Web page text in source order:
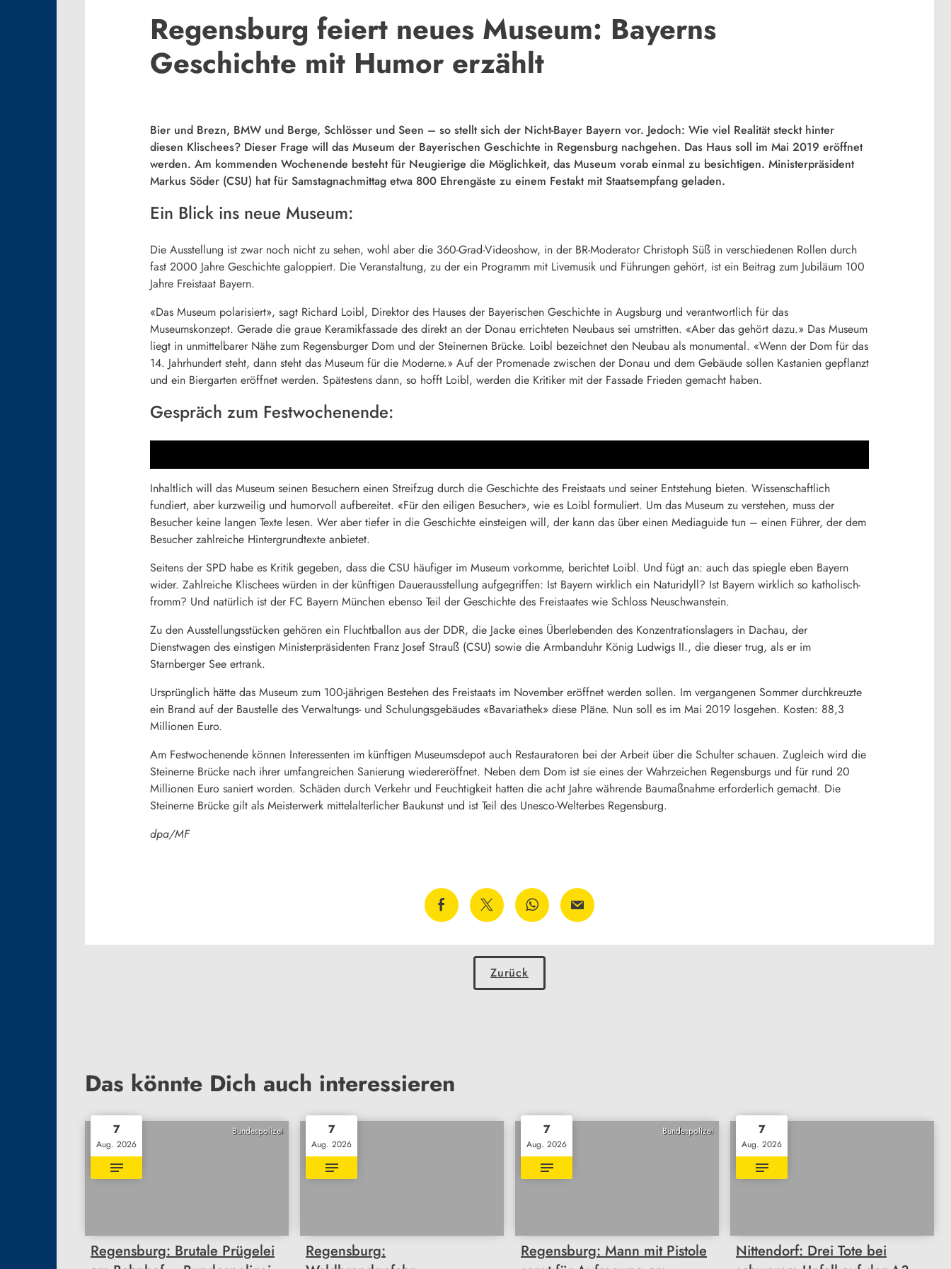
Regensburg feiert neues Museum: Bayerns
Geschichte mit Humor erzählt
Bier und Brezn, BMW und Berge, Schlösser und Seen – so stellt sich der Nicht-Bayer Bayern vor. Jedoch: Wie viel Realität steckt hinter
diesen Klischees? Dieser Frage will das Museum der Bayerischen Geschichte in Regensburg nachgehen. Das Haus soll im Mai 2019 eröffnet
werden. Am kommenden Wochenende besteht für Neugierige die Möglichkeit, das Museum vorab einmal zu besichtigen. Ministerpräsident
Markus Söder (CSU) hat für Samstagnachmittag etwa 800 Ehrengäste zu einem Festakt mit Staatsempfang geladen.
Ein Blick ins neue Museum:
Die Ausstellung ist zwar noch nicht zu sehen, wohl aber die 360-Grad-Videoshow, in der BR-Moderator Christoph Süß in verschiedenen Rollen durch
fast 2000 Jahre Geschichte galoppiert. Die Veranstaltung, zu der ein Programm mit Livemusik und Führungen gehört, ist ein Beitrag zum Jubiläum 100
Jahre Freistaat Bayern.
«Das Museum polarisiert», sagt Richard Loibl, Direktor des Hauses der Bayerischen Geschichte in Augsburg und verantwortlich für das
Museumskonzept. Gerade die graue Keramikfassade des direkt an der Donau errichteten Neubaus sei umstritten. «Aber das gehört dazu.» Das Museum
liegt in unmittelbarer Nähe zum Regensburger Dom und der Steinernen Brücke. Loibl bezeichnet den Neubau als monumental. «Wenn der Dom für das
14. Jahrhundert steht, dann steht das Museum für die Moderne.» Auf der Promenade zwischen der Donau und dem Gebäude sollen Kastanien gepflanzt
und ein Biergarten eröffnet werden. Spätestens dann, so hofft Loibl, werden die Kritiker mit der Fassade Frieden gemacht haben.
Gespräch zum Festwochenende:
Inhaltlich will das Museum seinen Besuchern einen Streifzug durch die Geschichte des Freistaats und seiner Entstehung bieten. Wissenschaftlich
fundiert, aber kurzweilig und humorvoll aufbereitet. «Für den eiligen Besucher», wie es Loibl formuliert. Um das Museum zu verstehen, muss der
Besucher keine langen Texte lesen. Wer aber tiefer in die Geschichte einsteigen will, der kann das über einen Mediaguide tun – einen Führer, der dem
Besucher zahlreiche Hintergrundtexte anbietet.
Seitens der SPD habe es Kritik gegeben, dass die CSU häufiger im Museum vorkomme, berichtet Loibl. Und fügt an: auch das spiegle eben Bayern
wider. Zahlreiche Klischees würden in der künftigen Dauerausstellung aufgegriffen: Ist Bayern wirklich ein Naturidyll? Ist Bayern wirklich so katholisch-
fromm? Und natürlich ist der FC Bayern München ebenso Teil der Geschichte des Freistaates wie Schloss Neuschwanstein.
Zu den Ausstellungsstücken gehören ein Fluchtballon aus der DDR, die Jacke eines Überlebenden des Konzentrationslagers in Dachau, der
Dienstwagen des einstigen Ministerpräsidenten Franz Josef Strauß (CSU) sowie die Armbanduhr König Ludwigs II., die dieser trug, als er im
Starnberger See ertrank.
Ursprünglich hätte das Museum zum 100-jährigen Bestehen des Freistaats im November eröffnet werden sollen. Im vergangenen Sommer durchkreuzte
ein Brand auf der Baustelle des Verwaltungs- und Schulungsgebäudes «Bavariathek» diese Pläne. Nun soll es im Mai 2019 losgehen. Kosten: 88,3
Millionen Euro.
Am Festwochenende können Interessenten im künftigen Museumsdepot auch Restauratoren bei der Arbeit über die Schulter schauen. Zugleich wird die
Steinerne Brücke nach ihrer umfangreichen Sanierung wiedereröffnet. Neben dem Dom ist sie eines der Wahrzeichen Regensburgs und für rund 20
Millionen Euro saniert worden. Schäden durch Verkehr und Feuchtigkeit hatten die acht Jahre währende Baumaßnahme erforderlich gemacht. Die
Steinerne Brücke gilt als Meisterwerk mittelalterlicher Baukunst und ist Teil des Unesco-Welterbes Regensburg.
dpa/MF
Zurück
Das könnte Dich auch interessieren
Bundespolizei
7
Aug. 2026
Regensburg: Brutale Prügelei
7
Aug. 2026
Regensburg:
Bundespolizei
7
Aug. 2026
Regensburg: Mann mit Pistole
7
Aug. 2026
Nittendorf: Drei Tote bei